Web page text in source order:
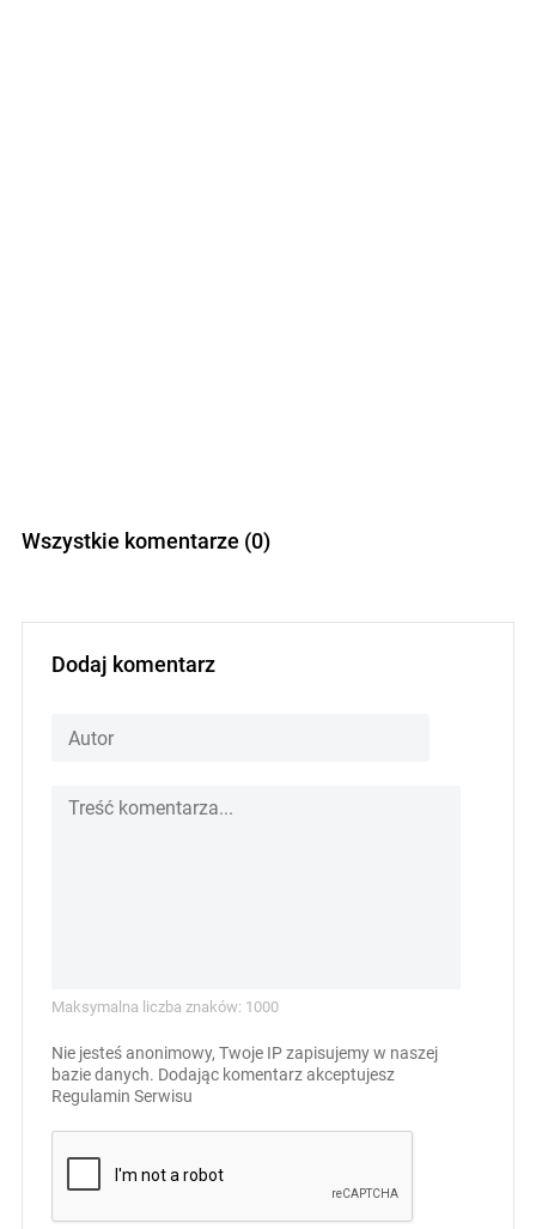
Wszystkie komentarze (0)
Dodaj komentarz
Maksymalna liczba znaków: 1000
Nie jesteś anonimowy, Twoje IP zapisujemy w naszej
bazie danych. Dodając komentarz akceptujesz
Regulamin Serwisu